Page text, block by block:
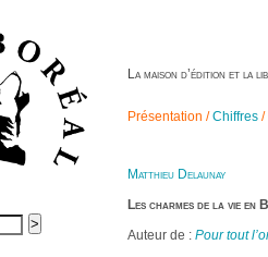
La maison d’édition et la
Présentation /Chiffres /
Matthieu Delaunay
Les charmes de la vie en
Auteur de : Pour tout